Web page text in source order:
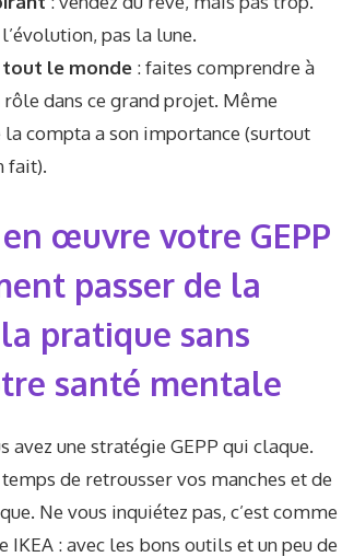
pas la lune.
le monde : faites comprendre à
rôle dans ce grand projet. Même
la compta a son importance (surtout
fait).
œuvre votre GEPP
passer de la
pratique sans
santé mentale
avez une stratégie GEPP qui claque.
de retrousser vos manches et de
Ne vous inquiétez pas, c’est comme
IKEA : avec les bons outils et un peu de